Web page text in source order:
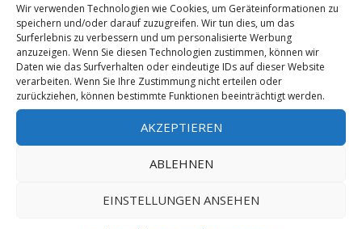
Wir verwenden Technologien wie Cookies, um Geräteinformationen zu
speichern und/oder darauf zuzugreifen. Wir tun dies, um das
Surferlebnis zu verbessern und um personalisierte Werbung
anzuzeigen. Wenn Sie diesen Technologien zustimmen, können wir
Daten wie das Surfverhalten oder eindeutige IDs auf dieser Website
verarbeiten. Wenn Sie Ihre Zustimmung nicht erteilen oder
zurückziehen, können bestimmte Funktionen beeinträchtigt werden.
AKZEPTIEREN
ABLEHNEN
EINSTELLUNGEN ANSEHEN
AKTIE:
RATE:
VORHERIGE
Wonder sit" (8C+)
Alexander Megos
Toproute in